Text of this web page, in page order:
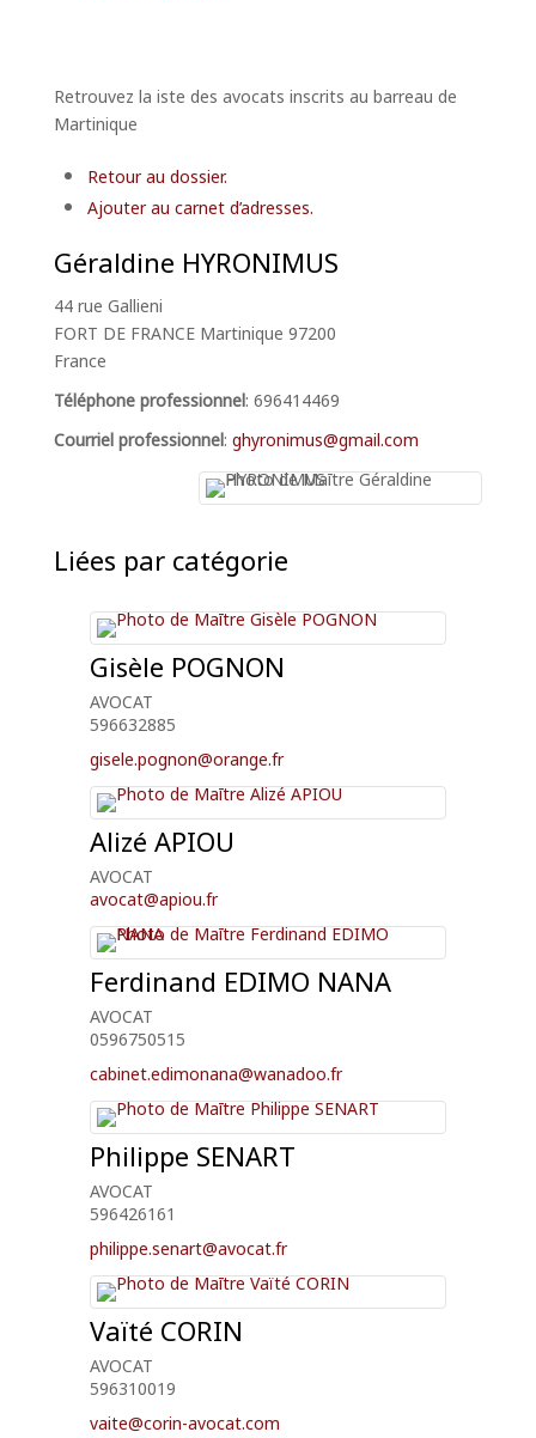
Retrouvez la iste des avocats inscrits au barreau de
Martinique
Retour au dossier.
Ajouter au carnet d’adresses.
Géraldine HYRONIMUS
44 rue Gallieni
FORT DE FRANCE Martinique 97200
France
Téléphone professionnel: 696414469
Courriel professionnel: ghyronimus@gmail.com
Liées par catégorie
Gisèle POGNON
AVOCAT
596632885
gisele.pognon@orange.fr
AlizéAPIOU
AVOCAT
avocat@apiou.fr
Ferdinand EDIMO NANA
AVOCAT
0596750515
cabinet.edimonana@wanadoo.fr
Philippe SENART
AVOCAT
596426161
philippe.senart@avocat.fr
Vaïté CORIN
AVOCAT
596310019
vaite@corin-avocat.com